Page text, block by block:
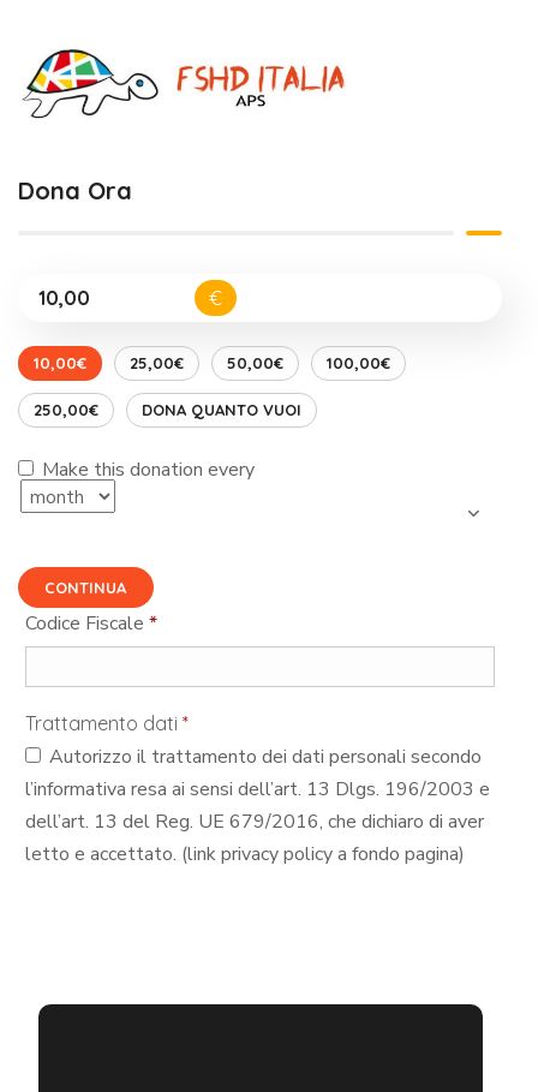
Dona Ora
€
10,00€ 25,00€ 50,00€ 100,00€
250,00€ DONA QUANTO VUOI
Make this donation every
CONTINUA
Codice Fiscale*
Trattamento dati*
Autorizzo il trattamento dei dati personali secondo
l’informativa resa ai sensi dell’art. 13 Dlgs. 196/2003 e
dell’art. 13 del Reg. UE 679/2016, che dichiaro di aver
letto e accettato. (link privacy policy a fondo pagina)